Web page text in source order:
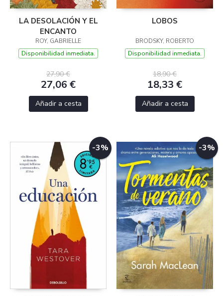
LA DESOLACIÓN Y EL
ENCANTO
ROY, GABRIELLE
Disponibilidad inmediata.
27,90 €
27,06 €
Añadir a cesta
LOBOS
BRODSKY, ROBERTO
Disponibilidad inmediata.
18,90 €
18,33 €
Añadir a cesta
-3% -3%